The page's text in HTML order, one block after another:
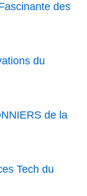
des
du
de la
Tech du